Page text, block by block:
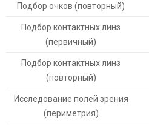
Подбор очков (повторный)
Подбор контактных линз
(первичный)
Подбор контактных линз
(повторный)
Исследование полей зрения
(периметрия)